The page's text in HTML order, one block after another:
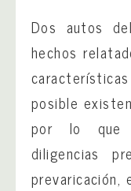
Dos autos
hechos
posible
por lo que
diligencias
prevaricación,